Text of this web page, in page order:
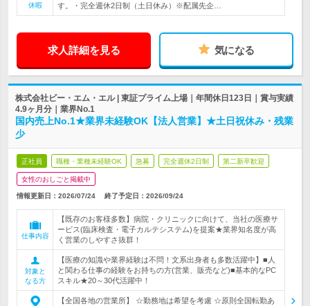
休暇
す。・完全週休2日制（土日休み）※配属先企…
求人詳細を見る 気になる
株式会社ビー・エム・エル | 東証プライム上場｜年間休日123日｜賞与実績
4.9ヶ月分｜業界No.1
国内売上No.1★業界未経験OK【法人営業】★土日祝休み・残業
少
正社員 職種・業種未経験OK 急募 完全週休2日制 第二新卒歓迎
女性のおしごと掲載中
情報更新日：2026/07/24 終了予定日： 2026/09/24
仕事内容
【既存のお客様多数】病院・クリニックに向けて、当社の医療サ
ービス(臨床検査・電子カルテシステム)を提案★業界知名度が高
く営業のしやすさ抜群！
対象と
なる方
【医療の知識や業界経験は不問！文系出身者も多数活躍中】■人
と関わる仕事の経験をお持ちの方(営業、販売など)■基本的なPC
スキル★20～30代活躍中！
【全国各地の営業所】 ☆勤務地は希望を考慮 ☆原則全国転勤あ